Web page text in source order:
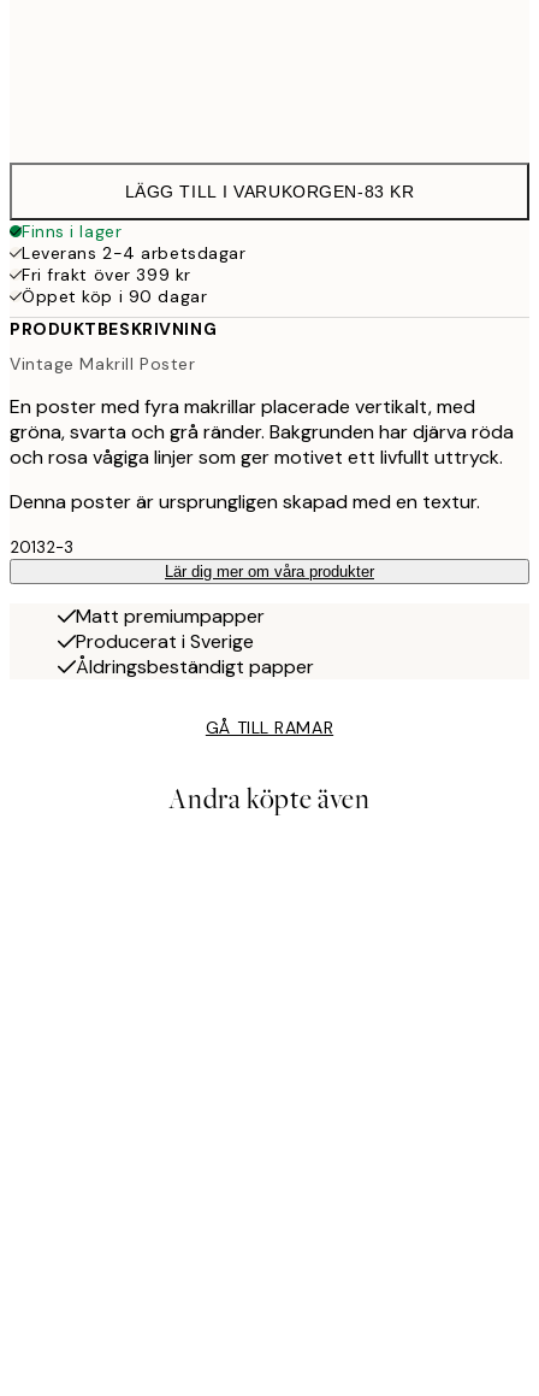
LÄGG TILL I VARUKORGEN-83 KR
Finns i lager
Leverans 2-4 arbetsdagar
Fri frakt över 399 kr
Öppet köp i 90 dagar
PRODUKTBESKRIVNING
Vintage Makrill Poster
En poster med fyra makrillar placerade vertikalt, med
gröna, svarta och grå ränder. Bakgrunden har djärva röda
och rosa vågiga linjer som ger motivet ett livfullt uttryck.
Denna poster är ursprungligen skapad med en textur.
20132-3
Lär dig mer om våra produkter
Matt premiumpapper
Producerat i Sverige
Åldringsbeständigt papper
GÅ TILL RAMAR
Andra köpte även